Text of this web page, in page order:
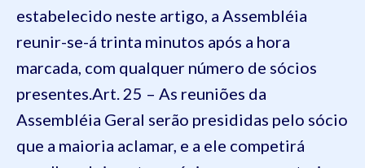
estabelecido neste artigo, a Assembléia
reunir-se-á trinta minutos após a hora
marcada, com qualquer número de sócios
presentes.Art. 25 – As reuniões da
Assembléia Geral serão presididas pelo sócio
que a maioria aclamar, e a ele competirá